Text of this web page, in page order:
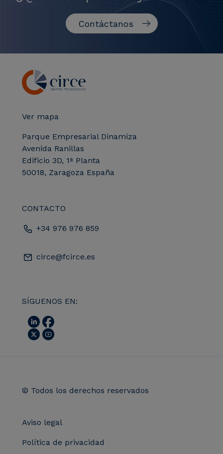
Contáctanos
Ver mapa
Parque Empresarial Dinamiza
Avenida Ranillas
Edificio 3D, 1ª Planta
50018, Zaragoza España
CONTACTO
+34 976 976 859
circe@fcirce.es
SÍGUENOS EN:
© Todos los derechos reservados
Aviso legal
Política de privacidad